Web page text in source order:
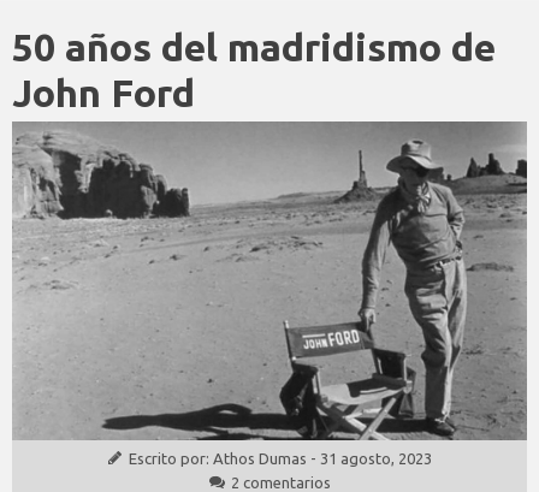
50 años del madridismo de
John Ford
Escrito por: Athos Dumas - 31 agosto, 2023
2 comentarios